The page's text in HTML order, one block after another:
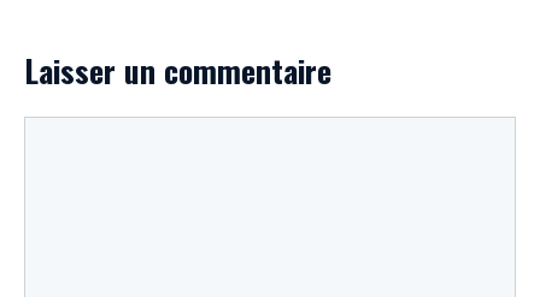
Laisser un commentaire